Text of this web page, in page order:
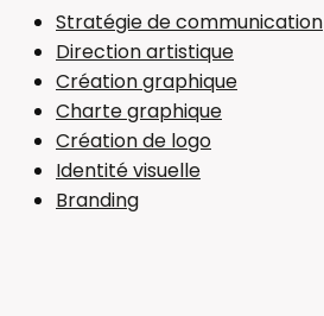
Stratégie de communication
Direction artistique
Création graphique
Charte graphique
Création de logo
Identité visuelle
Branding